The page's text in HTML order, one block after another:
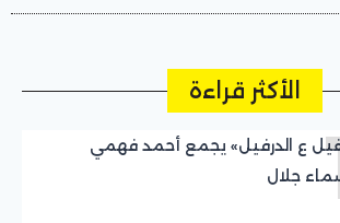
الأكثر قراءة
ع الدرفيل» يجمع أحمد فهمي
جلال